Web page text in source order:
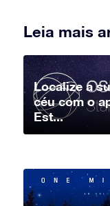
Leia mais
Localize a
céu com o
Est...